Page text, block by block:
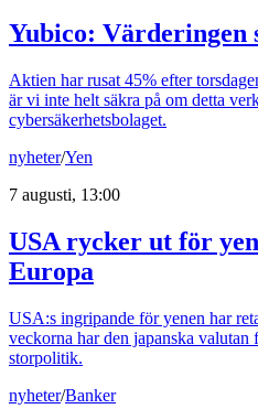
Yubico: Värderingen
Aktien har rusat 45% efter
är vi inte helt säkra på om detta
cybersäkerhetsbolaget.
nyheter/Yen
7 augusti, 13:00
USA rycker ut för
Europa
USA:s ingripande för yenen har
veckorna har den japanska
storpolitik.
nyheter/Banker